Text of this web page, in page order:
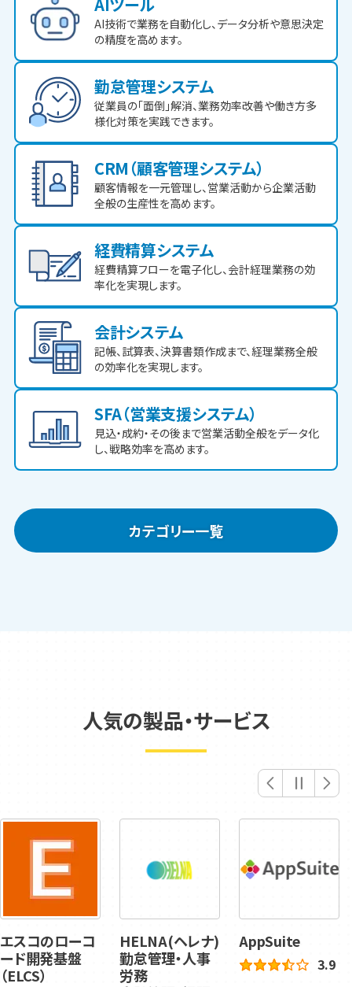
AI技術で業務を自動化し、データ分析や意思決定
の精度を高めます。
勤怠管理システム
従業員の「面倒」解消、業務効率改善や働き方多
様化対策を実践できます。
CRM（顧客管理システム）
顧客情報を一元管理し、営業活動から企業活動
全般の生産性を高めます。
経費精算システム
経費精算フローを電子化し、会計経理業務の効
率化を実現します。
会計システム
記帳、試算表、決算書類作成まで、経理業務全般
の効率化を実現します。
SFA（営業支援システム）
見込・成約・その後まで営業活動全般をデータ化
し、戦略効率を高めます。
カテゴリー一覧
人気の製品・サービス
HELNA(ヘレナ)
勤怠管理・人事
労務
AppSuite
3.9
desknet's NEO
3.9